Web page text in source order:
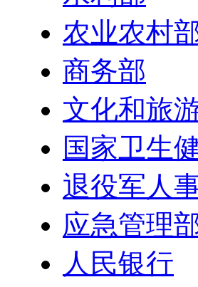
农业农村
商务部
文化和旅
国家卫生
退役军人
应急管理
人民银行